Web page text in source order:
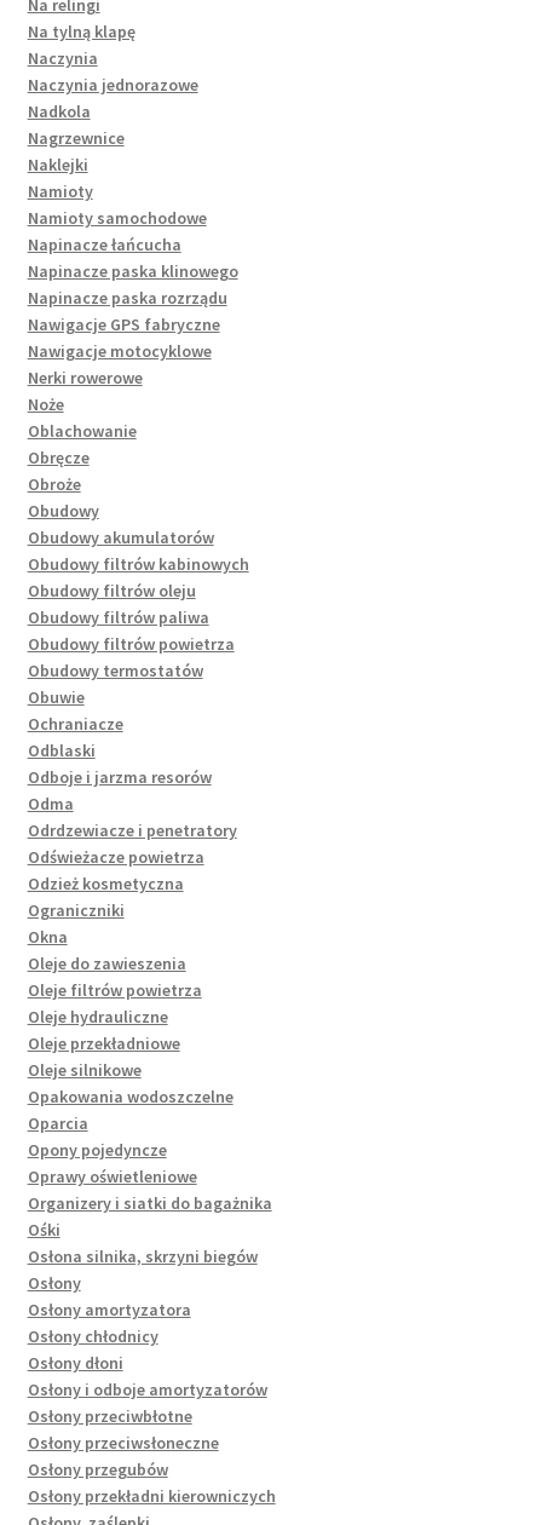
Na relingi
Na tylną klapę
Naczynia
Naczynia jednorazowe
Nadkola
Nagrzewnice
Naklejki
Namioty
Namioty samochodowe
Napinacze łańcucha
Napinacze paska klinowego
Napinacze paska rozrządu
Nawigacje GPS fabryczne
Nawigacje motocyklowe
Nerki rowerowe
Noże
Oblachowanie
Obręcze
Obroże
Obudowy
Obudowy akumulatorów
Obudowy filtrów kabinowych
Obudowy filtrów oleju
Obudowy filtrów paliwa
Obudowy filtrów powietrza
Obudowy termostatów
Obuwie
Ochraniacze
Odblaski
Odboje i jarzma resorów
Odma
Odrdzewiacze i penetratory
Odświeżacze powietrza
Odzież kosmetyczna
Ograniczniki
Okna
Oleje do zawieszenia
Oleje filtrów powietrza
Oleje hydrauliczne
Oleje przekładniowe
Oleje silnikowe
Opakowania wodoszczelne
Oparcia
Opony pojedyncze
Oprawy oświetleniowe
Organizery i siatki do bagażnika
Ośki
Osłona silnika, skrzyni biegów
Osłony
Osłony amortyzatora
Osłony chłodnicy
Osłony dłoni
Osłony i odboje amortyzatorów
Osłony przeciwbłotne
Osłony przeciwsłoneczne
Osłony przegubów
Osłony przekładni kierowniczych